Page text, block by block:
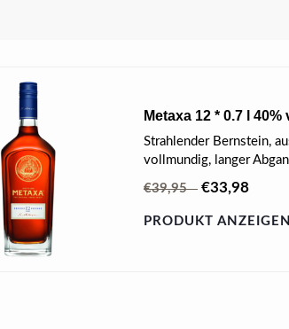
Metaxa 12 * 0.7 l 40%
Strahlender Bernstein,
vollmundig, langer
€39,95 €33,98
PRODUKT ANZEIGEN